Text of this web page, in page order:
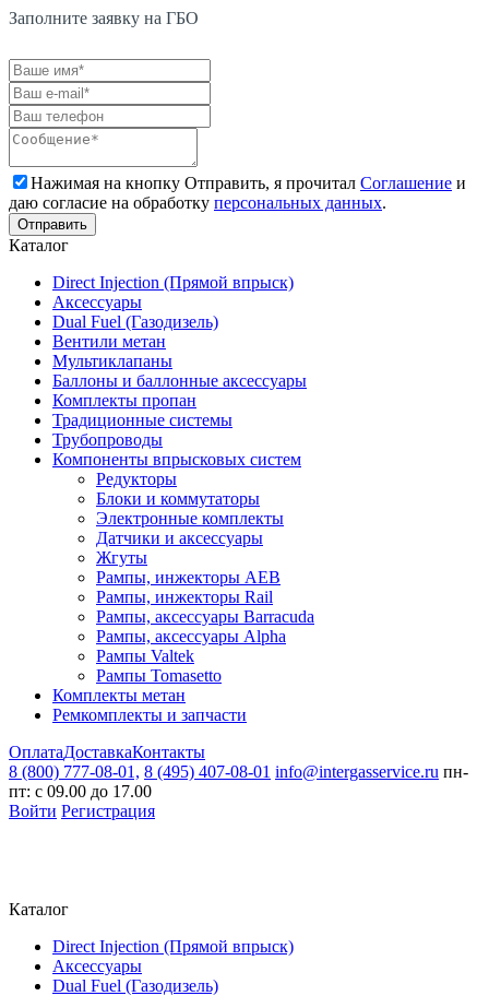
Заполните заявку на ГБО
Нажимая на кнопку Отправить, я прочитал Соглашение и
даю согласие на обработку персональных данных.
Каталог
Direct Injection (Прямой впрыск)
Аксессуары
Dual Fuel (Газодизель)
Вентили метан
Мультиклапаны
Баллоны и баллонные аксессуары
Комплекты пропан
Традиционные системы
Трубопроводы
Компоненты впрысковых систем
Редукторы
Блоки и коммутаторы
Электронные комплекты
Датчики и аксессуары
Жгуты
Рампы, инжекторы AEB
Рампы, инжекторы Rail
Рампы, аксессуары Barracuda
Рампы, аксессуары Alpha
Рампы Valtek
Рампы Tomasetto
Комплекты метан
Ремкомплекты и запчасти
ОплатаДоставкаКонтакты
8 (800) 777-08-01, 8 (495) 407-08-01 info@intergasservice.ru пн-
пт: с 09.00 до 17.00
Войти Регистрация
Каталог
Direct Injection (Прямой впрыск)
Аксессуары
Dual Fuel (Газодизель)